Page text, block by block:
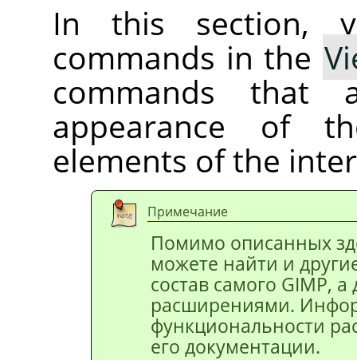
In this section,
commands in the
commands that
appearance of
elements of the
Примечание
Помимо описанных
можете найти и
состав самого GIMP, а
расширениями.
функциональности
его документации.